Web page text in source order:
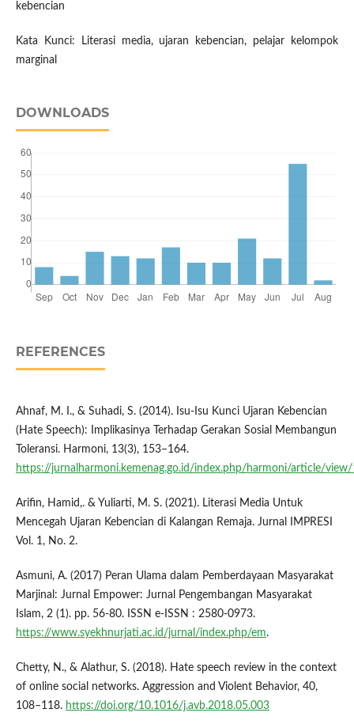
kebencian
Kata Kunci: Literasi media, ujaran kebencian, pelajar kelompok
marginal
DOWNLOADS
REFERENCES
Ahnaf, M. I., & Suhadi, S. (2014). Isu-Isu Kunci Ujaran Kebencian
(Hate Speech): Implikasinya Terhadap Gerakan Sosial Membangun
Toleransi. Harmoni, 13(3), 153–164.
https://jurnalharmoni.kemenag.go.id/index.php/harmoni/article/
Arifin, Hamid,. & Yuliarti, M. S. (2021). Literasi Media Untuk
Mencegah Ujaran Kebencian di Kalangan Remaja. Jurnal IMPRESI
Vol. 1, No. 2.
Asmuni, A. (2017) Peran Ulama dalam Pemberdayaan Masyarakat
Marjinal: Jurnal Empower: Jurnal Pengembangan Masyarakat
Islam, 2 (1). pp. 56-80. ISSN e-ISSN : 2580-0973.
https://www.syekhnurjati.ac.id/jurnal/index.php/em.
Chetty, N., & Alathur, S. (2018). Hate speech review in the context
of online social networks. Aggression and Violent Behavior, 40,
108–118. https://doi.org/10.1016/j.avb.2018.05.003